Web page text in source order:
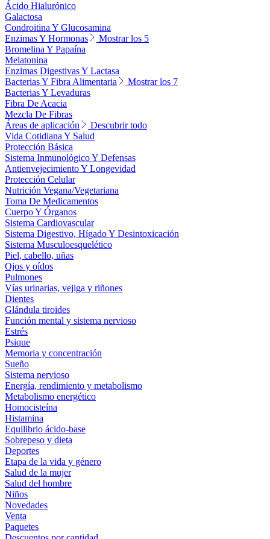
Ácido Hialurónico
Galactosa
Condroitina Y Glucosamina
Enzimas Y Hormonas
Mostrar los 5
Bromelina Y Papaína
Melatonina
Enzimas Digestivas Y Lactasa
Bacterias Y Fibra Alimentaria
Mostrar los 7
Bacterias Y Levaduras
Fibra De Acacia
Mezcla De Fibras
Áreas de aplicación
Descubrir todo
Vida Cotidiana Y Salud
Protección Básica
Sistema Inmunológico Y Defensas
Antienvejecimiento Y Longevidad
Protección Celular
Nutrición Vegana/Vegetariana
Toma De Medicamentos
Cuerpo Y Órganos
Sistema Cardiovascular
Sistema Digestivo, Hígado Y Desintoxicación
Sistema Musculoesquelético
Piel, cabello, uñas
Ojos y oídos
Pulmones
Vías urinarias, vejiga y riñones
Dientes
Glándula tiroides
Función mental y sistema nervioso
Estrés
Psique
Memoria y concentración
Sueño
Sistema nervioso
Energía, rendimiento y metabolismo
Metabolismo energético
Homocisteína
Histamina
Equilibrio ácido-base
Sobrepeso y dieta
Deportes
Etapa de la vida y género
Salud de la mujer
Salud del hombre
Niños
Novedades
Venta
Paquetes